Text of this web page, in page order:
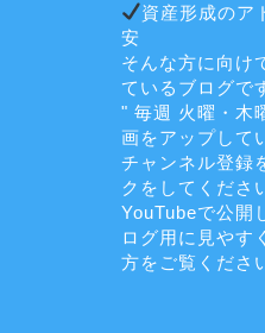
資産形成のア
安
そんな方に向け
ているブログで
" 毎週 火曜・木
画をアップして
チャンネル登録
クをしてくださ
YouTubeで公開
ログ用に見やす
方をご覧くださ